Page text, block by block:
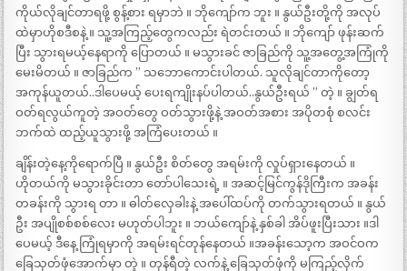
ကိုယ်လိုချင်တာရဖို့ စွန့်စား ရမှာဘဲ ။ ဘိုကျော်က ဘူး ။ နွယ်ဦးတို့ကို အလုပ်
ထဲမှာဟိုစဒီစနဲ့ ။ သူ့အကြည့်တွေကလည်း ရဲတင်းတယ် ။ ဘိုကျော် ဖုန်းဆက်
ပြီး သွားရမယ့်နေရာကို ပြောတယ် ။ မသွားခင် ဇာခြည်ကို သူ့အတွေ့အကြုံကို
မေးမိတယ် ။ ဇာခြည်က ” သဘောကောင်းပါတယ်. သူလိုချင်တာကိုတော့
အကုန်ယူတယ်..ဒါပေမယ့် ပေးရကျိုးနပ်ပါတယ်..နွယ်ဦးရယ် ” တဲ့ ။ ချွတ်ရ
ဝတ်ရလွယ်ကူတဲ့ အဝတ်တွေ ဝတ်သွားဖို့နဲ့ အဝတ်အစား အပိုတစုံ စလင်း
ဘက်ထဲ ထည့်ယူသွားဖို့ အကြံပေးတယ် ။
ချိန်းတဲ့နေ့ကိုရောက်ပြီ ။ နွယ်ဦး စိတ်တွေ အရမ်းကို လှုပ်ရှားနေတယ် ။
ဟိုတယ်ကို မသွားခိုင်းတာ တော်ပါသေးရဲ့ ။ အဆင့်မြင်ကွန်ဒိုကြီးက အခန်း
တခန်းကို သွားရ တာ ။ ဓါတ်လှေခါးနဲ့ အပေါ်ထပ်ကို တက်သွားရတယ် ။ နွယ်
ဦး အပျိုစစ်စစ်လေး မဟုတ်ပါဘူး ။ ဘယ်ကျော်နဲ့ နှစ်ခါ အိပ်ဖူးပြီးသား ။ဒါ
ပေမယ့် ဒီနေ့ ကြုံရမှာကို အရမ်းရင်တုန်နေတယ် ။အခန်းသော့က အဝင်ဝက
ခြေသုတ်ဖုံအောက်မှာ တဲ့ ။ တုန်ရီတဲ့ လက်နဲ့ ခြေသုတ်ဖုံကို မကြည့်လိုက်